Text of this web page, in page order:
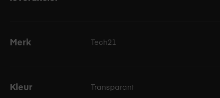
hygiënisch.
Merk Tech21
Kleur Transparant